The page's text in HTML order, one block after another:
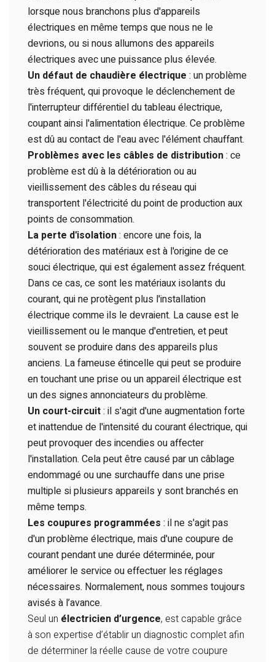
lorsque nous branchons plus d'appareils
électriques en même temps que nous ne le
devrions, ou si nous allumons des appareils
électriques avec une puissance plus élevée.
Un défaut de chaudière électrique : un problème
très fréquent, qui provoque le déclenchement de
l'interrupteur différentiel du tableau électrique,
coupant ainsi l'alimentation électrique. Ce problème
est dû au contact de l'eau avec l'élément chauffant.
Problèmes avec les câbles de distribution: ce
problème est dû à la détérioration ou au
vieillissement des câbles du réseau qui
transportent l'électricité du point de production aux
points de consommation.
La perte d'isolation: encore une fois, la
détérioration des matériaux est à l'origine de ce
souci électrique, qui est également assez fréquent.
Dans ce cas, ce sont les matériaux isolants du
courant, qui ne protègent plus l'installation
électrique comme ils le devraient. La cause est le
vieillissement ou le manque d'entretien, et peut
souvent se produire dans des appareils plus
anciens. La fameuse étincelle qui peut se produire
en touchant une prise ou un appareil électrique est
un des signes annonciateurs du problème.
Un court-circuit: il s'agit d'une augmentation forte
et inattendue de l'intensité du courant électrique, qui
peut provoquer des incendies ou affecter
l'installation. Cela peut être causé par un câblage
endommagé ou une surchauffe dans une prise
multiple si plusieurs appareils y sont branchés en
même temps.
Les coupures programmées : il ne s'agit pas
d'un problème électrique, mais d'une coupure de
courant pendant une durée déterminée, pour
améliorer le service ou effectuer les réglages
nécessaires. Normalement, nous sommes toujours
avisés à l’avance.
Seul un électricien d’urgence, estcapable grâce
à son expertise d’établir un diagnostic complet afin
de déterminer la réelle cause de votre coupure